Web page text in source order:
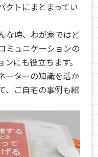
クトにまとまってい
な時、わが家ではど
ミュニケーションの
にも役立ちます。
ーターの知識を活か
、ご自宅の事例も紹